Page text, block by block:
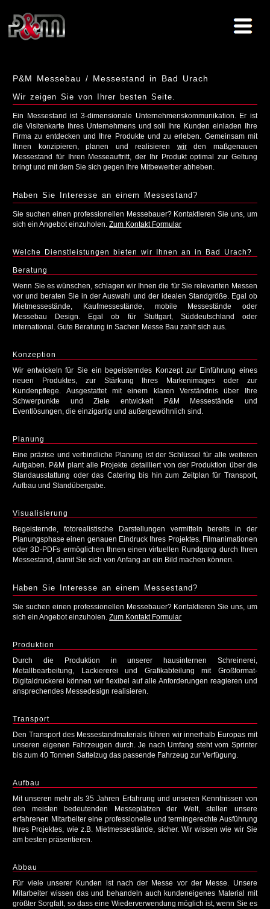
P&M Messebau / Messestand in Bad Urach
Wir zeigen Sie von Ihrer besten Seite.
Ein Messestand ist 3-dimensionale Unternehmenskommunikation. Er ist
die Visitenkarte Ihres Unternehmens und soll Ihre Kunden einladen Ihre
Firma zu entdecken und Ihre Produkte und zu erleben. Gemeinsam mit
Ihnen konzipieren, planen und realisieren wirden maßgenauen
Messestand für Ihren Messeauftritt, der Ihr Produkt optimal zur Geltung
bringt und mit dem Sie sich gegen Ihre Mitbewerber abheben.
Haben Sie Interesse an einem Messestand?
Sie suchen einen professionellen Messebauer? Kontaktieren Sie uns, um
sich ein Angebot einzuholen.Zum Kontakt Formular
Welche Dienstleistungen bieten wir Ihnen an in Bad Urach?
Beratung
Wenn Sie es wünschen, schlagen wir Ihnen die für Sie relevanten Messen
vor und beraten Sie in der Auswahl und der idealen Standgröße. Egal ob
Mietmessestände, Kaufmessestände, mobile Messestände oder
Messebau Design. Egal ob für Stuttgart, Süddeutschland oder
international. Gute Beratung in Sachen Messe Bau zahlt sich aus.
Konzeption
Wir entwickeln für Sie ein begeisterndes Konzept zur Einführung eines
neuen Produktes, zur Stärkung Ihres Markenimages oder zur
Kundenpflege. Ausgestattet mit einem klaren Verständnis über Ihre
Schwerpunkte und Ziele entwickelt P&M Messestände und
Eventlösungen, die einzigartig und außergewöhnlich sind.
Planung
Eine präzise und verbindliche Planung ist der Schlüssel für alle weiteren
Aufgaben. P&M plant alle Projekte detailliert von der Produktion über die
Standausstattung oder das Catering bis hin zum Zeitplan für Transport,
Aufbau und Standübergabe.
Visualisierung
Begeisternde, fotorealistische Darstellungen vermitteln bereits in der
Planungsphase einen genauen Eindruck Ihres Projektes. Filmanimationen
oder 3D-PDFs ermöglichen Ihnen einen virtuellen Rundgang durch Ihren
Messestand, damit Sie sich von Anfang an ein Bild machen können.
Haben Sie Interesse an einem Messestand?
Sie suchen einen professionellen Messebauer? Kontaktieren Sie uns, um
sich ein Angebot einzuholen.Zum Kontakt Formular
Produktion
Durch die Produktion in unserer hausinternen Schreinerei,
Metallbearbeitung, Lackiererei und Grafikabteilung mit Großformat-
Digitaldruckerei können wir flexibel auf alle Anforderungen reagieren und
ansprechendes Messedesign realisieren.
Transport
Den Transport des Messestandmaterials führen wir innerhalb Europas mit
unseren eigenen Fahrzeugen durch. Je nach Umfang steht vom Sprinter
bis zum 40 Tonnen Sattelzug das passende Fahrzeug zur Verfügung.
Aufbau
Mit unseren mehr als 35 Jahren Erfahrung und unseren Kenntnissen von
den meisten bedeutenden Messeplätzen der Welt, stellen unsere
erfahrenen Mitarbeiter eine professionelle und termingerechte Ausführung
Ihres Projektes, wie z.B. Mietmessestände, sicher. Wir wissen wie wir Sie
am besten präsentieren.
Abbau
Für viele unserer Kunden ist nach der Messe vor der Messe. Unsere
Mitarbeiter wissen das und behandeln auch kundeneigenes Material mit
größter Sorgfalt, so dass eine Wiederverwendung möglich ist, wenn Sie es